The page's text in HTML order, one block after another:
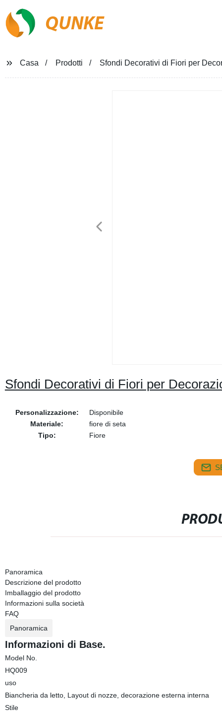
QUNKE
Casa Prodotti Sfondi Decorativi di Fiori per
Sfondi Decorativi di Fiori per
Personalizzazione:
Disponibile
Materiale:
fiore di seta
Tipo:
Fiore
Panoramica
Descrizione del prodotto
Imballaggio del prodotto
Informazioni sulla società
FAQ
Panoramica
Informazioni di Base.
Model No.
HQ009
uso
Biancheria da letto, Layout di nozze, decorazione esterna interna
Stile